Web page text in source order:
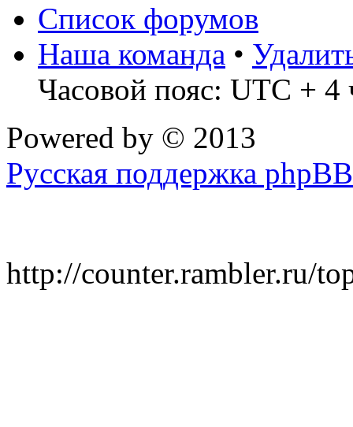
Список форумов
Наша команда •
Часовой пояс: UTC + 4
Powered by © 2013
Русская поддержка phpBB
http://counter.rambler.ru/